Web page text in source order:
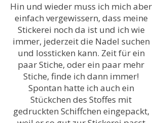
Hin und wieder muss ich mich aber
einfach vergewissern, dass meine
Stickerei noch da ist und ich wie
immer, jederzeit die Nadel suchen
und lossticken kann. Zeit für ein
paar Stiche, oder ein paar mehr
Stiche, finde ich dann immer!
Spontan hatte ich auch ein
Stückchen des Stoffes mit
gedruckten Schiffchen eingepackt,